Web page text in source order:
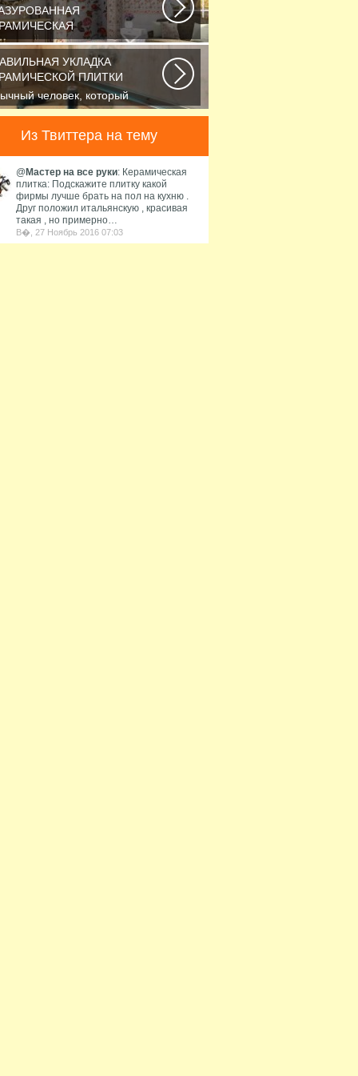
вы хотите защитить
стен от влажности и
то...
УКЛАДКА
ПЛИТКИ
человек, который
преобразить вид ванной
Из Твиттера на тему
@ Мастер на все руки: Керамическая
плитка: Подскажите плитку какой
фирмы лучше брать на пол на кухню .
Друг положил итальянскую , красивая
такая , но примерно…
В�, 27 Ноябрь 2016 07:03